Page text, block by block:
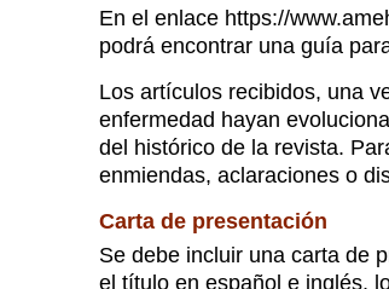
En el enlace https://
podrá encontrar una guía
Los artículos recibidos, una
enfermedad hayan
del histórico de la revista.
enmiendas, aclaraciones o
Carta de presentación
Se debe incluir una carta de
el título en español e inglés,